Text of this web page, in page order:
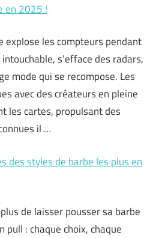
en 2025 !
explose les compteurs pendant
s’efface des radars,
mode qui se recompose. Les
avec des créateurs en pleine
les cartes, propulsant des
il …
des styles de barbe les plus en
de laisser pousser sa barbe
pull : chaque choix, chaque